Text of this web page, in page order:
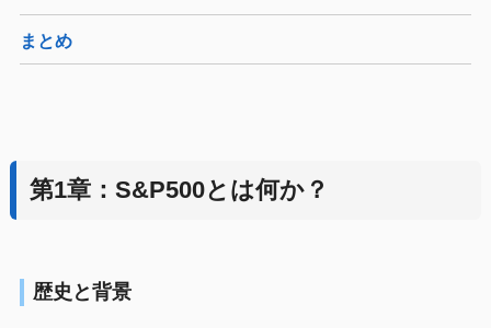
まとめ
第1章：S&P500とは何か？
歴史と背景